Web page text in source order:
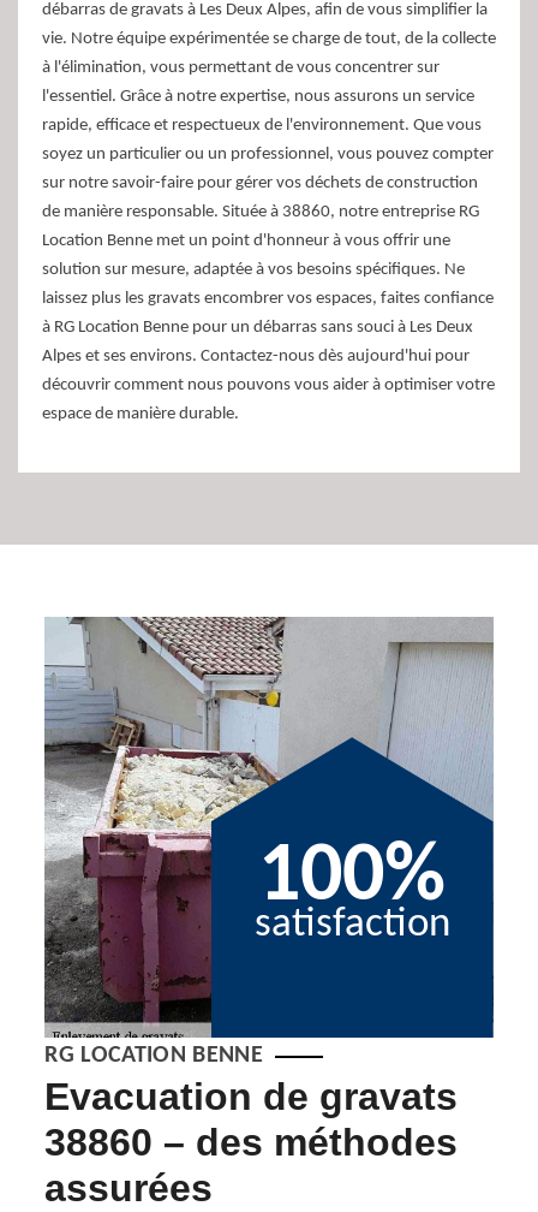
débarras de gravats à Les Deux Alpes, afin de vous simplifier la
vie. Notre équipe expérimentée se charge de tout, de la collecte
à l'élimination, vous permettant de vous concentrer sur
l'essentiel. Grâce à notre expertise, nous assurons un service
rapide, efficace et respectueux de l'environnement. Que vous
soyez un particulier ou un professionnel, vous pouvez compter
sur notre savoir-faire pour gérer vos déchets de construction
de manière responsable. Située à 38860, notre entreprise RG
Location Benne met un point d'honneur à vous offrir une
solution sur mesure, adaptée à vos besoins spécifiques. Ne
laissez plus les gravats encombrer vos espaces, faites confiance
à RG Location Benne pour un débarras sans souci à Les Deux
Alpes et ses environs. Contactez-nous dès aujourd'hui pour
découvrir comment nous pouvons vous aider à optimiser votre
espace de manière durable.
100%
satisfaction
RG LOCATION BENNE
Evacuation de gravats
38860 – des méthodes
assurées